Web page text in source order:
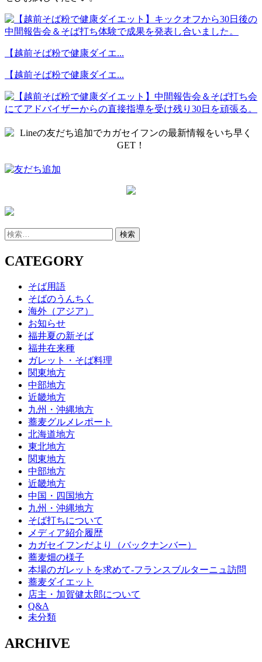
【越前そば粉で健康ダイエ...
【越前そば粉で健康ダイエ...
検
CATEGORY
そば用語
そばのうんちく
海外（アジア）
お知らせ
福井夏の新そば
福井在来種
ガレット・そば料理
関東地方
中部地方
近畿地方
九州・沖縄地方
蕎麦グルメレポート
北海道地方
東北地方
関東地方
中部地方
近畿地方
中国・四国地方
九州・沖縄地方
そば打ちについて
メディア紹介履歴
カガセイフンだより（バックナンバー）
蕎麦畑の様子
本場のガレットを求めて‐フランスブルターニュ訪問
蕎麦ダイエット
店主・加賀健太郎について
Q&A
未分類
ARCHIVE